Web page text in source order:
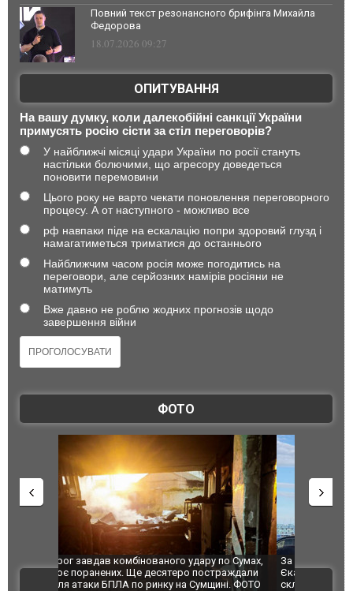
Повний текст резонансного брифінга Михайла
Федорова
18.07.2026 09:27
ОПИТУВАННЯ
На вашу думку, коли далекобійні санкції України
примусять росію сісти за стіл переговорів?
У найближчі місяці удари України по росії стануть
настільки болючими, що агресору доведеться
поновити перемовини
Цього року не варто чекати поновлення переговорного
процесу. А от наступного - можливо все
рф навпаки піде на ескалацію попри здоровий глузд і
намагатиметься триматися до останнього
Найближчим часом росія може погодитись на
переговори, але серйозних намірів росіяни не
матимуть
Вже давно не роблю жодних прогнозів щодо
завершення війни
ФОТО
За 2000 кілометрів від кордону з Україною: в
Єкатеринбурзі після атаки дронів загорівся
склад Wildberries. ФОТО. ВІДЕО
"Мої
ВІДЕО